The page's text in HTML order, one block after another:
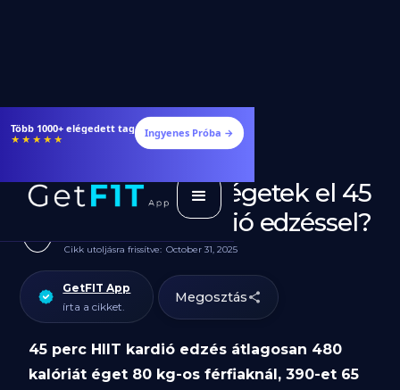
Több 1000+ elégedett tag
★★★★★ Ingyenes Próba →
Hány kalóriát égetek el 45
perc HIIT kardió edzéssel?
Cikk utoljásra frissítve: October 31, 2025
GetFIT App
írta a cikket.
Megosztás
45 perc HIIT kardió edzés átlagosan 480
kalóriát éget 80 kg-os férfiaknál, 390-et 65